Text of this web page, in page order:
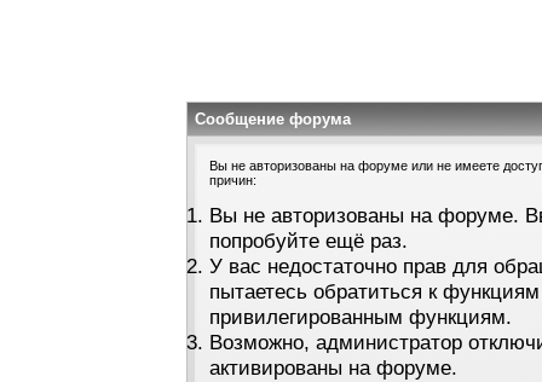
Сообщение форума
Вы не авторизованы на форуме или не имеете
причин:
Вы не авторизованы на форуме.
попробуйте ещё раз.
У вас недостаточно прав для
пытаетесь обратиться к
привилегированным функциям.
Возможно, администратор
активированы на форуме.